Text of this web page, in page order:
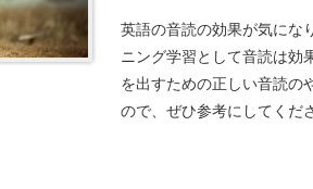
英語の音読の効果が気にな
ニング学習として音読は効
を出すための正しい音読の
ので、ぜひ参考にしてくだ